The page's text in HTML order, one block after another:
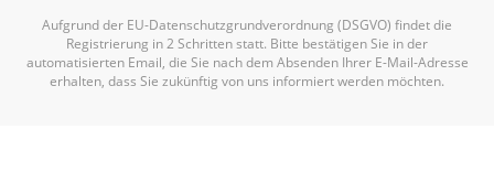
Aufgrund der EU-Datenschutzgrundverordnung (DSGVO) findet die
Registrierung in 2 Schritten statt. Bitte bestätigen Sie in der
automatisierten Email, die Sie nach dem Absenden Ihrer E-Mail-Adresse
erhalten, dass Sie zukünftig von uns informiert werden möchten.